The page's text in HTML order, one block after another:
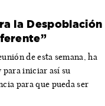
la Despoblación
de esta semana, ha
iniciar así su
para que pueda ser